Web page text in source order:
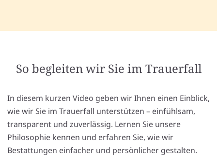
So begleiten wir Sie im Trauerfall
In diesem kurzen Video geben wir Ihnen einen Einblick,
wie wir Sie im Trauerfall unterstützen – einfühlsam,
transparent und zuverlässig. Lernen Sie unsere
Philosophie kennen und erfahren Sie, wie wir
Bestattungen einfacher und persönlicher gestalten.